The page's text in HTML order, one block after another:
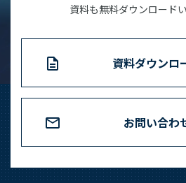
資料も無料ダウンロード
資料ダウンロ
お問い合わ